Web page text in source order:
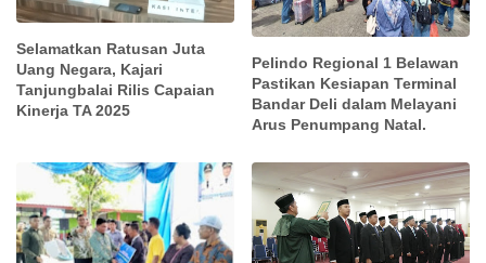
Selamatkan Ratusan Juta
Uang Negara, Kajari
Tanjungbalai Rilis Capaian
Kinerja TA 2025
Pelindo Regional 1 Belawan
Pastikan Kesiapan Terminal
Bandar Deli dalam Melayani
Arus Penumpang Natal.